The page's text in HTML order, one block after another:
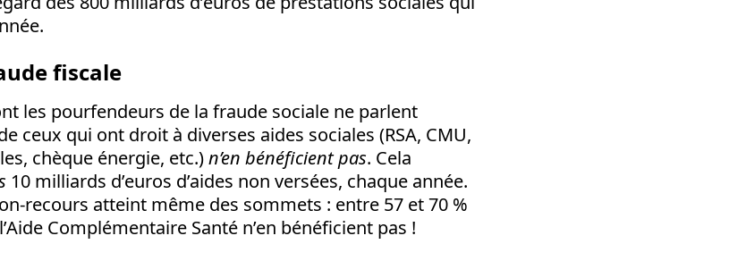
fiscale
les pourfendeurs de la fraude sociale ne parlent
ceux qui ont droit à diverses aides sociales (RSA, CMU,
chèque énergie, etc.)n’en bénéficient pas. Cela
10 milliards d’euros d’aides non versées, chaque année.
recours atteint même des sommets : entre 57 et 70 %
Complémentaire Santé n’en bénéficient pas !